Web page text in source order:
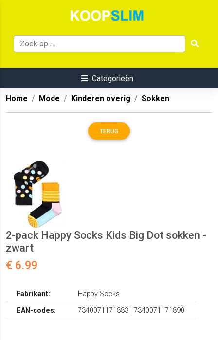
Categorieën
Home Mode Kinderen overig Sokken
TERUG
2-pack Happy Socks Kids Big Dot sokken -
zwart
€ 6.99
Fabrikant:
Happy Socks
EAN-codes:
7340071171883 | 7340071171890